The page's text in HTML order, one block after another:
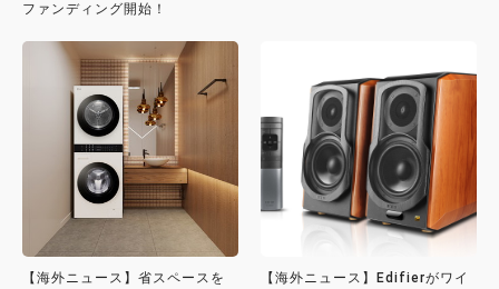
ファンディング開始！
【海外ニュース】省スペースを
【海外ニュース】Edifierがワイ